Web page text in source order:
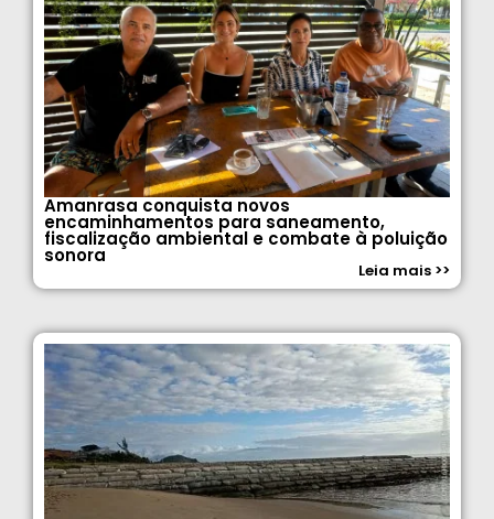
Amanrasa conquista novos
encaminhamentos para saneamento,
fiscalização ambiental e combate à poluição
sonora
Leia mais >>